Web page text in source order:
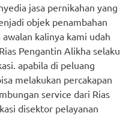
jasa pernikahan yang
objek penambahan
kalinya kami udah
Pengantin Alikha selaku
apabila di peluang
melakukan percakapan
service dari Rias
disektor pelayanan